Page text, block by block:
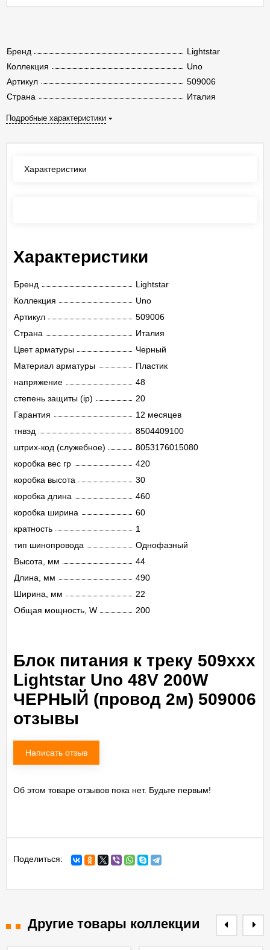
Бренд
Lightstar
Коллекция
Uno
Артикул
509006
Страна
Италия
Подробные характеристики
Характеристики
Характеристики
Бренд
Lightstar
Коллекция
Uno
Артикул
509006
Страна
Италия
Цвет арматуры
Черный
Материал арматуры
Пластик
напряжение
48
степень защиты (ip)
20
Гарантия
12 месяцев
тнвэд
8504409100
штрих-код (служебное)
8053176015080
коробка вес гр
420
коробка высота
30
коробка длина
460
коробка ширина
60
кратность
1
тип шинопровода
Однофазный
Высота, мм
44
Длина, мм
490
Ширина, мм
22
Общая мощность, W
200
Блок питания к треку 509ххх
Lightstar Uno 48V 200W
ЧЕРНЫЙ (провод 2м) 509006
отзывы
Написать отзыв
Об этом товаре отзывов пока нет. Будьте первым!
Поделиться:
Другие товары коллекции